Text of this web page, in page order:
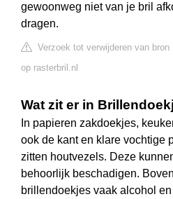
gewoonweg niet van je bril
dragen.
Verzoek tot verwijderen van bron
op rasterbril.nl
Wat zit er in
In papieren zakdoekjes,
ook de kant en klare vochtige
zitten houtvezels. Deze
behoorlijk beschadigen.
brillendoekjes vaak alcohol